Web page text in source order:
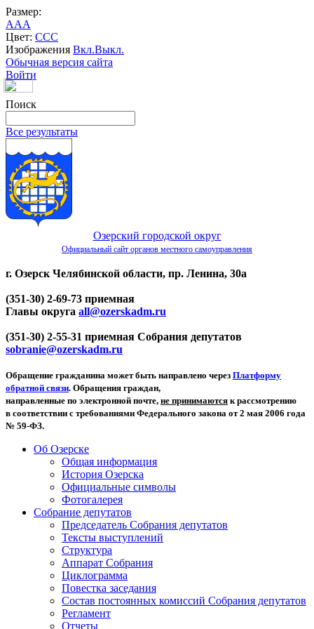
Размер:
AAA
Цвет: CCC
Изображения Вкл.Выкл.
Обычная версия сайта
Войти
Поиск
Все результаты
Озерский городской округ
Официальный сайт органов местного самоуправления
г. Озерск Челябинской области, пр. Ленина, 30а
(351-30) 2-69-73 приемная
Главы округа all@ozerskadm.ru
(351-30) 2-55-31 приемная Собрания депутатов
sobranie@ozerskadm.ru
Обращение гражданина может быть направлено через Платформу
обратной связи. Обращения граждан,
направленные по электронной почте, не принимаются к рассмотрению
в соответствии с требованиями Федерального закона от 2 мая 2006 года
№ 59-ФЗ.
Об Озерске
Общая информация
История Озерска
Официальные символы
Фотогалерея
Собрание депутатов
Председатель Собрания депутатов
Тексты выступлений
Структура
Аппарат Собрания
Циклограмма
Повестка заседания
Состав постоянных комиссий Собрания депутатов
Регламент
Отчеты